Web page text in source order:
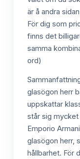
är å andra
För dig som
finns det
samma
ord)
glasögon herr
uppskattar
står sig
Emporio
glasögon herr,
hållbarhet. För